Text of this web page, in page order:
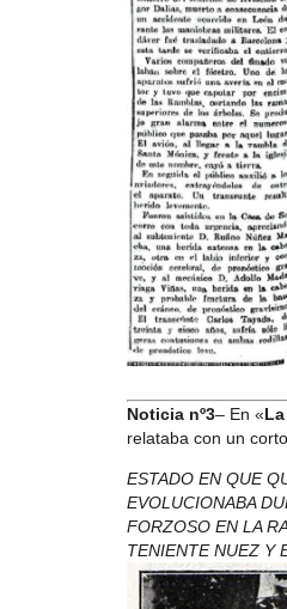
Noticia nº3– En «
relataba con un
ESTADO EN QUE
EVOLUCIONABA
FORZOSO EN LA
TENIENTE NUEZ Y